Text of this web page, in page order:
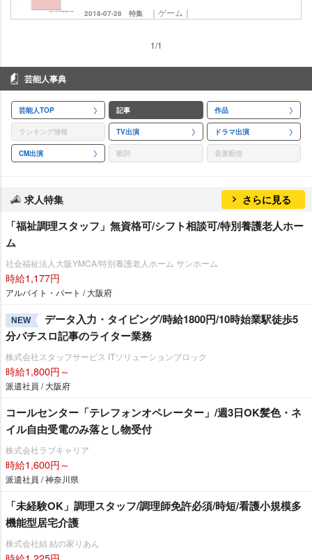
2018-07-28 特集 ｜ゲーム｜
1/1
芸能人事典
芸能人TOP 記事 作品
ランキング情報 TV出演 ドラマ出演
CM出演 歌詞 音楽配信
求人特集 さらに見る
「福祉調理スタッフ」無資格可/シフト相談可/特別養護老人ホー
ム
社会福祉法人大阪YMCA/特別養護老人ホーム サンホーム
時給1,177円
アルバイト・パート / 大阪府
NEW
データ入力・タイピング/時給1800円/10時始業駅徒歩5
分パチスロ記事のライター業務
株式会社スタッフサービス ITソリューションブロック
時給1,800円～
派遣社員 / 大阪府
コールセンター「テレフォンオペレーター」/週3日OK髪色・ネ
イル自由受電のみ落とし物受付
株式会社ラブキャリア
時給1,600円～
派遣社員 / 神奈川県
「未経験OK」調理スタッフ/調理師免許必須/時短/看護小規模多
機能型居宅介護
株式会社結 結の家りあん